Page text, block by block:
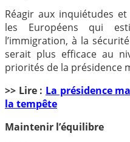
Réagir aux inquiétudes
les Européens qui
l’immigration, à la
serait plus efficace au
priorités de la présidence
>> Lire : La présidence
la tempête
Maintenir l’équilibre